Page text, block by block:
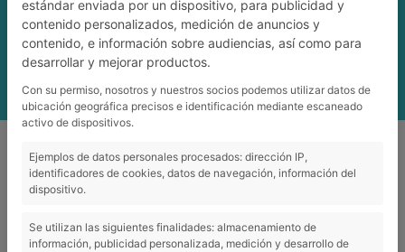
MENÚ
L'aigua és vida!
L'aigua és vida!
estándar enviada por un dispositivo, para publicidad y
contenido personalizados, medición de anuncios y
contenido, e información sobre audiencias, así como para
desarrollar y mejorar productos.
Con su permiso, nosotros y nuestros socios podemos utilizar datos de
ubicación geográfica precisos e identificación mediante escaneado
activo de dispositivos.
Ejemplos de datos personales procesados: dirección IP,
identificadores de cookies, datos de navegación, información del
dispositivo.
Se utilizan las siguientes finalidades: almacenamiento de
información, publicidad personalizada, medición y desarrollo de